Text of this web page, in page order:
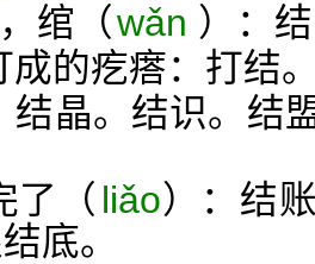
绾（wǎn ）：
的疙瘩：打结
晶。结识。结
了（ liǎo）：结
底。